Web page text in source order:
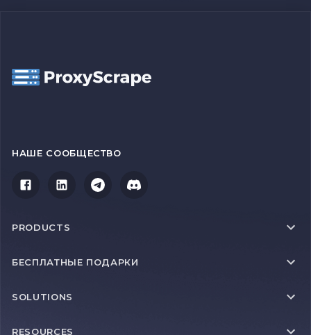
НАШЕ СООБЩЕСТВО
PRODUCTS
БЕСПЛАТНЫЕ ПОДАРКИ
SOLUTIONS
RESOURCES